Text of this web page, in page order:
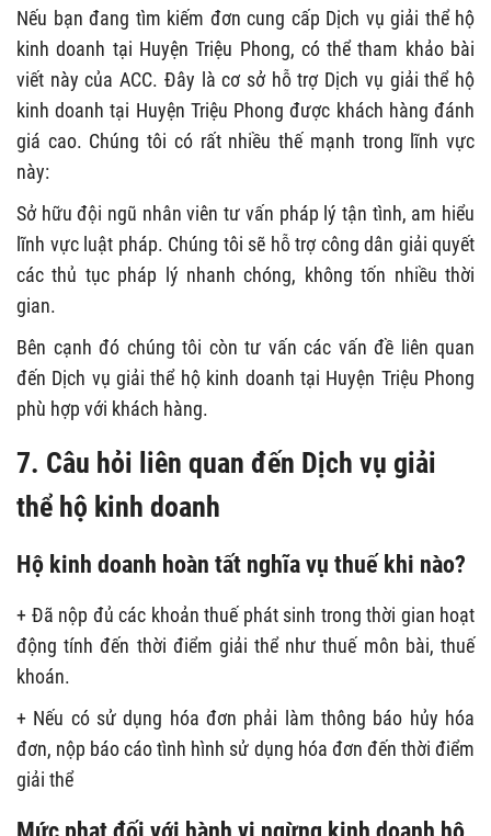
Nếu bạn đang tìm kiếm đơn cung cấp Dịch vụ giải thể hộ
kinh doanh tại Huyện Triệu Phong, có thể tham khảo bài
viết này của ACC. Đây là cơ sở hỗ trợ Dịch vụ giải thể hộ
kinh doanh tại Huyện Triệu Phong được khách hàng đánh
giá cao. Chúng tôi có rất nhiều thế mạnh trong lĩnh vực
này:
Sở hữu đội ngũ nhân viên tư vấn pháp lý tận tình, am hiểu
lĩnh vực luật pháp. Chúng tôi sẽ hỗ trợ công dân giải quyết
các thủ tục pháp lý nhanh chóng, không tốn nhiều thời
gian.
Bên cạnh đó chúng tôi còn tư vấn các vấn đề liên quan
đến Dịch vụ giải thể hộ kinh doanh tại Huyện Triệu Phong
phù hợp với khách hàng.
7. Câu hỏi liên quan đến Dịch vụ giải
thể hộ kinh doanh
Hộ kinh doanh hoàn tất nghĩa vụ thuế khi nào?
+ Đã nộp đủ các khoản thuế phát sinh trong thời gian hoạt
động tính đến thời điểm giải thể như thuế môn bài, thuế
khoán.
+ Nếu có sử dụng hóa đơn phải làm thông báo hủy hóa
đơn, nộp báo cáo tình hình sử dụng hóa đơn đến thời điểm
giải thể